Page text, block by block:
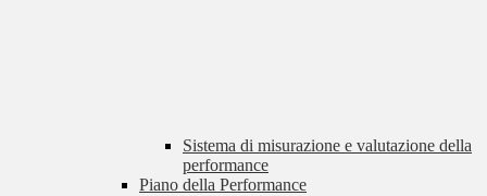
Sistema di misurazione e valutazione della
performance
Piano della Performance